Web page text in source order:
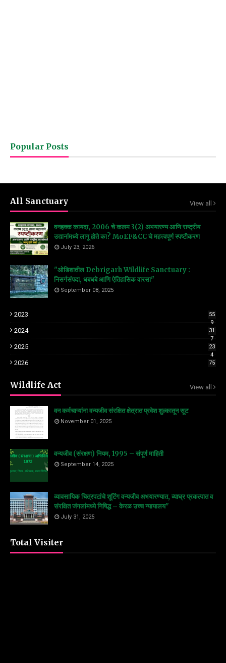
Popular Posts
All Sanctuary View all
वनहक्क कायदा, 2006 चे कलम 3(2) अभयारण्य आणि राष्ट्रीय
उद्यानांमध्ये लागू होते का? MoEF&CC चे महत्त्वपूर्ण स्पष्टीकरण
July 23, 2026
"ओडिशातील Debrigarh Wildlife Sanctuary :
निसर्गसंपदा, धबधबे आणि ऐतिहासिक वारसा"
September 08, 2025
2023
55
9
2024
31
7
2025
23
4
2026 75
Wildlife Act View all
वन कर्मचाऱ्यांना वन्यजीव संरक्षित क्षेत्रात प्रवेश शुल्कातून सूट
November 01, 2025
वन्यजीव (संरक्षण) नियम, 1995 – संपूर्ण माहिती
September 14, 2025
व्यावसायिक चित्रपटांचे शूटिंग वन्यजीव अभयारण्यात, व्याघ्र प्रकल्पात व
संरक्षित जंगलांमध्ये निषिद्ध – केरळ उच्च न्यायालय"
July 31, 2025
Total Visiter